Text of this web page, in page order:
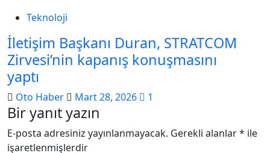
Teknoloji
İletişim Başkanı Duran, STRATCOM
Zirvesi’nin kapanış konuşmasını
yaptı
Oto Haber Mart 28, 2026 1
Bir yanıt yazın
E-posta adresiniz yayınlanmayacak. Gerekli alanlar* ile
işaretlenmişlerdir